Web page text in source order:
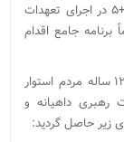
برسانم که در پی تکمیل اقدامات ایران و کشورهای ۱+۵ در اجرای تعهدات
امروز شنبه ۲۶ دی ماه ۱۳۹۴، رسماً برنامه جامع اقدام
بنابراین از امروز، و در نتیجه پایمردی و استقامت ۱۲ ساله مردم استوار
رهبری داهیانه و
زیر حاصل گردید: